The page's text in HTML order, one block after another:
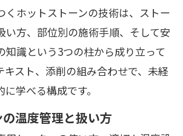
くホットストーンの技術は、ストー
い方、部位別の施術手順、そして安
知識という3つの柱から成り立って
キスト、添削の組み合わせで、未経
学べる構成です。
温度管理と扱い方